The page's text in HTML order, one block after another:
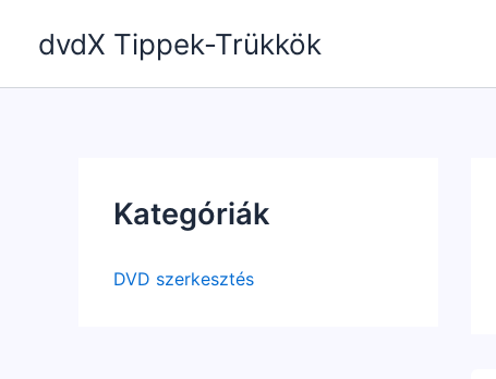
dvdX Tippek-Trükkök
Kategóriák
DVD szerkesztés